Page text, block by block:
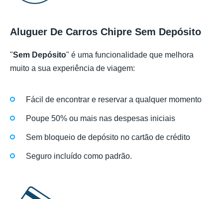
Aluguer De Carros Chipre Sem Depósito
"Sem Depósito" é uma funcionalidade que melhora
muito a sua experiência de viagem:
Fácil de encontrar e reservar a qualquer momento
Poupe 50% ou mais nas despesas iniciais
Sem bloqueio de depósito no cartão de crédito
Seguro incluído como padrão.